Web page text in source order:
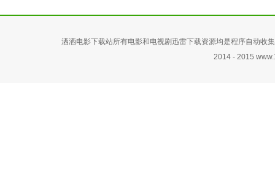
洒洒电影下载站所有电影和电视剧迅雷下载资源均是程序自动收
2014 - 2015